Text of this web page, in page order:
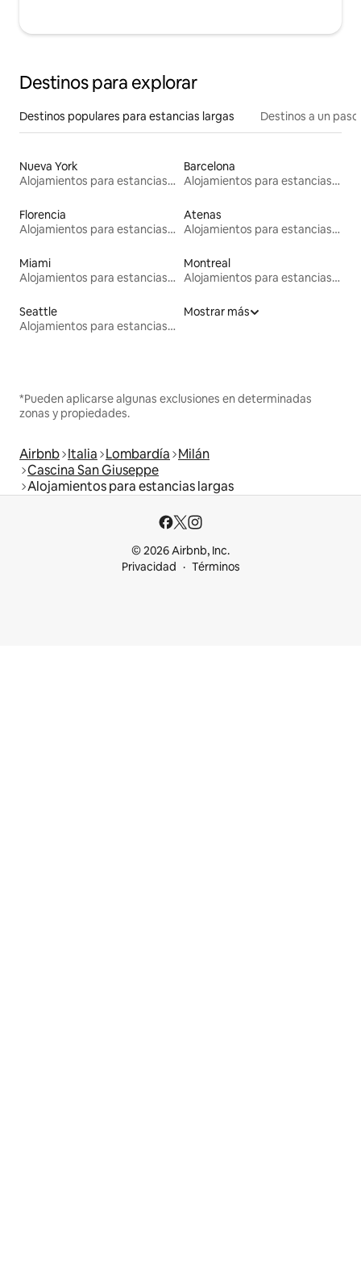
Destinos para explorar
Destinos populares para estancias largas Destinos a un
Nueva York
Alojamientos para estancias largas
Barcelona
Alojamientos para estancias largas
Florencia
Alojamientos para estancias largas
Atenas
Alojamientos para estancias largas
Miami
Alojamientos para estancias largas
Montreal
Alojamientos para estancias largas
Seattle
Alojamientos para estancias largas
Mostrar más
*Pueden aplicarse algunas exclusiones en determinadas
zonas y propiedades.
Airbnb Italia Lombardía Milán
Cascina San Giuseppe
Alojamientos para estancias largas
© 2026 Airbnb, Inc.
Privacidad
Términos